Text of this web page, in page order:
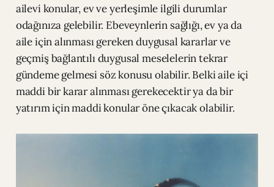
ailevi konular, ev ve yerleşimle ilgili durumlar
odağınıza gelebilir. Ebeveynlerin sağlığı, ev ya da
aile için alınması gereken duygusal kararlar ve
geçmiş bağlantılı duygusal meselelerin tekrar
gündeme gelmesi söz konusu olabilir. Belki aile içi
maddi bir karar alınması gerekecektir ya da bir
yatırım için maddi konular öne çıkacak olabilir.